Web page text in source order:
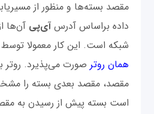
مقصد بسته‌ها و منظور از
داده براساس آدرسآی‌پی‌ آن‌ها
شبکه است. این کار معمولا
همان روتر صورت می‌پذیرد. روتر
مقصد، مقصد بعدی بسته را
است بسته پیش از رسیدن به